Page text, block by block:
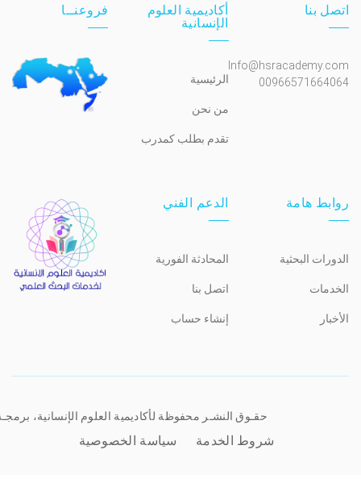
اتصل بنا
Info@hsracademy.com
00966571664064
أكاديمية العلوم
الإنسانية
الرئيسية
من نحن
تقدم بطلب كمدرب
فروعنــا
روابط هامة
الدورات البحثية
الخدمات
الأخبار
الدعم الفني
المحادثة الفورية
اتصل بنا
إنشاء حساب
حقـوق النشـر محفوظة لأكاديمية العلوم الإنسانية،
شروط الخدمة سياسة الخصوصية